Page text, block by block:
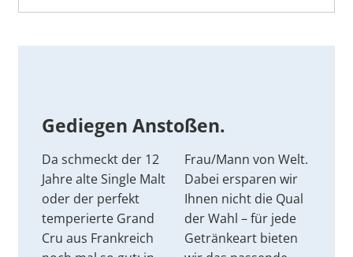
Gediegen Anstoßen.
Da schmeckt der 12
Jahre alte Single Malt
oder der perfekt
temperierte Grand
Cru aus Frankreich
Frau/Mann von Welt.
Dabei ersparen wir
Ihnen nicht die Qual
der Wahl – für jede
Getränkeart bieten